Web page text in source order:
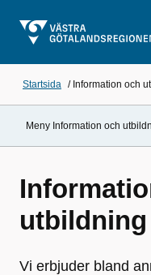
Startsida / Information och
Meny Information och
utbildning
Vi erbjuder bland